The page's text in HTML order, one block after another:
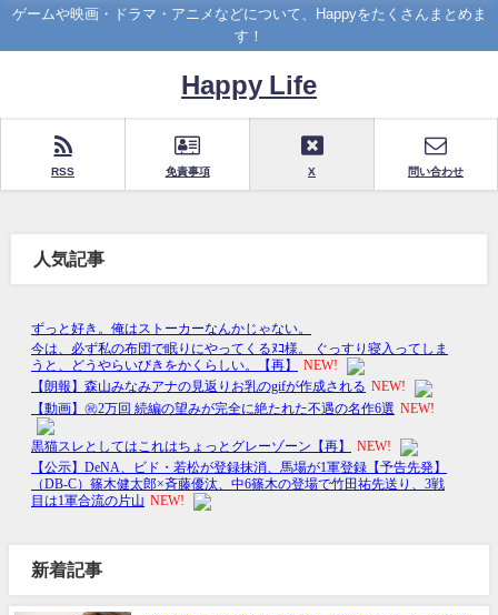
ゲームや映画・ドラマ・アニメなどについて、Happyをたくさんまとめま
す！
Happy Life
RSS 免責事項 X 問い合わせ
人気記事
新着記事